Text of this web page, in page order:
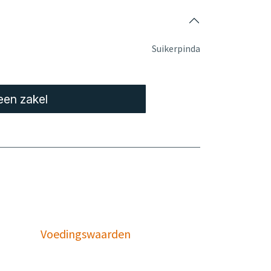
Suikerpinda
zakel
Voedingswaarden